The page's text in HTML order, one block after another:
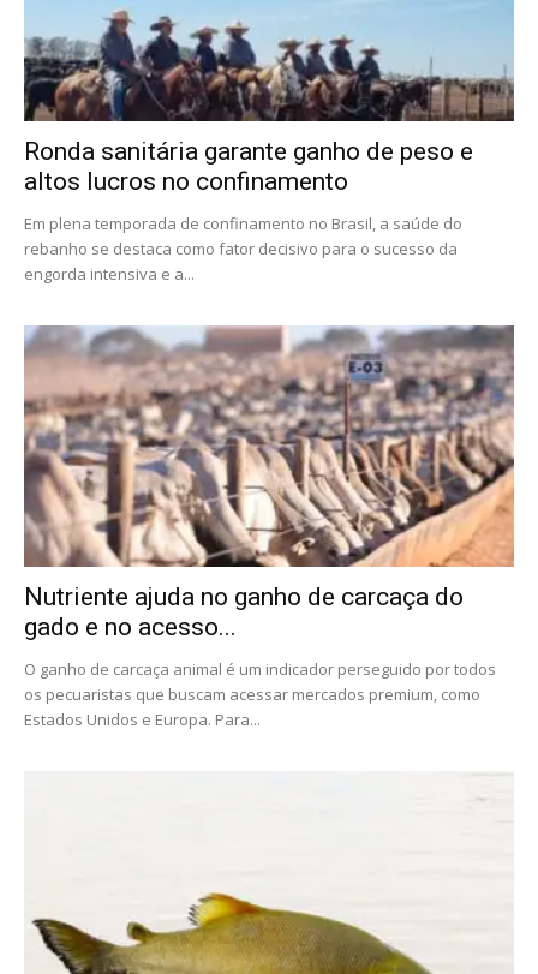
Ronda sanitária garante ganho de peso e
altos lucros no confinamento
Em plena temporada de confinamento no Brasil, a saúde do
rebanho se destaca como fator decisivo para o sucesso da
engorda intensiva e a...
Nutriente ajuda no ganho de carcaça do
gado e no acesso...
O ganho de carcaça animal é um indicador perseguido por todos
os pecuaristas que buscam acessar mercados premium, como
Estados Unidos e Europa. Para...